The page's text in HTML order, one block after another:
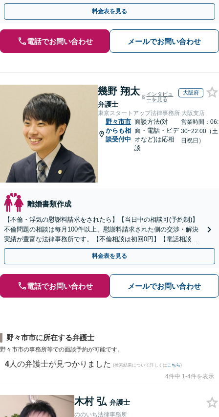
相談可(予約制)】【全国対応】
料金表を見る
電話でお問い合わせ メールでお問い合わせ
幾野 翔太
弁護士
インタビュ
ーを見る
大阪府
東京スタートアップ法律事務所 大阪支店
野々市市
からも相
談受付中
面談方法(対
面・電話・ビデ
オなど)は応相
談
営業時間：06:
30~22:00（土
日祝日）
離婚書類作成
【不倫・浮気の慰謝料請求をされたら】【当日中の相談可(予約制)】
不倫問題の相談は毎月100件以上、慰謝料請求された側の交渉・解決
実績が豊富な法律事務所です。【不倫相談は初回0円】【電話相談で
ご契約まで対応可/来所不要】
料金表を見る
電話でお問い合わせ メールでお問い合わせ
野々市市に所在する弁護士
野々市市の事務所等での面談予約が可能です。
4 人の弁護士が見つかりました (検索結果について詳しくは こちら)
4件中 1-4件を表示
木村 弘 弁護士
ののいち法律事務所